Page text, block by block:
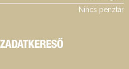
Nincs pénztár